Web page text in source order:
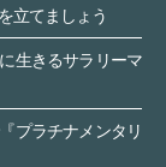
立てましょう
生きるサラリーマ
プラチナメンタリ